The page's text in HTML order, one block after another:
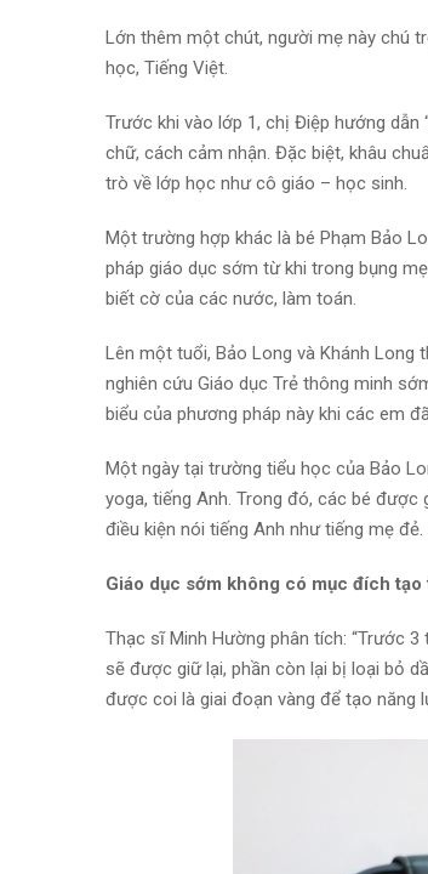
Lớn thêm một chút, người mẹ này chú
học, Tiếng Việt.
Trước khi vào lớp 1, chị Điệp hướng dẫn
chữ, cách cảm nhận. Đặc biệt, khâu
trò về lớp học như cô giáo – học sinh.
Một trường hợp khác là bé Phạm Bảo
pháp giáo dục sớm từ khi trong bụng
biết cờ của các nước, làm toán.
Lên một tuổi, Bảo Long và Khánh
nghiên cứu Giáo dục Trẻ thông minh
biểu của phương pháp này khi các em
Một ngày tại trường tiểu học của Bảo
yoga, tiếng Anh. Trong đó, các bé
điều kiện nói tiếng Anh như tiếng mẹ
Giáo dục sớm không có mục đích tạo
Thạc sĩ Minh Hường phân tích: “Trước
sẽ được giữ lại, phần còn lại bị loại bỏ
được coi là giai đoạn vàng để tạo năng